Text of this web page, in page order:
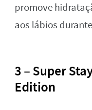
promove
aos lábios
3 – Super
Edition